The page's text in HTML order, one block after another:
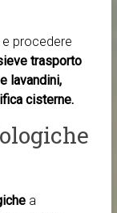
procedere
trasporto
lavandini,
cisterne.
a